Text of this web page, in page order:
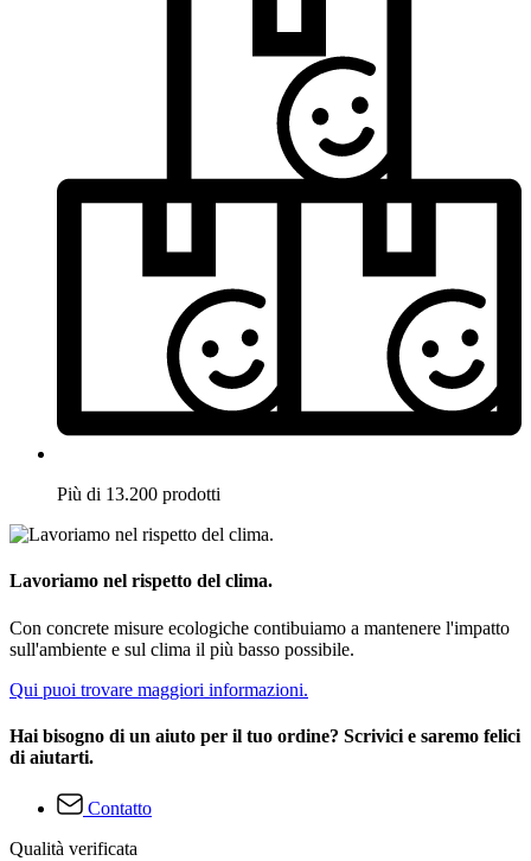
Più di 13.200 prodotti
Lavoriamo nel rispetto del clima.
Con concrete misure ecologiche contibuiamo a mantenere l'impatto
sull'ambiente e sul clima il più basso possibile.
Qui puoi trovare maggiori informazioni.
Hai bisogno di un aiuto per il tuo ordine? Scrivici e saremo felici
di aiutarti.
Contatto
Qualità verificata